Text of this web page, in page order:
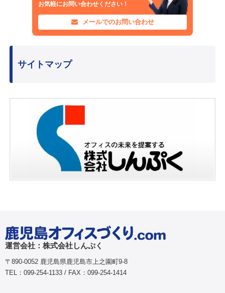
お気軽にお問い合わせください！
メールでのお問い合わせ
サイトマップ
運営会社：株式会社しんぷく
〒890-0052 鹿児島県鹿児島市上之園町9-8
TEL：099-254-1133 / FAX：099-254-1414